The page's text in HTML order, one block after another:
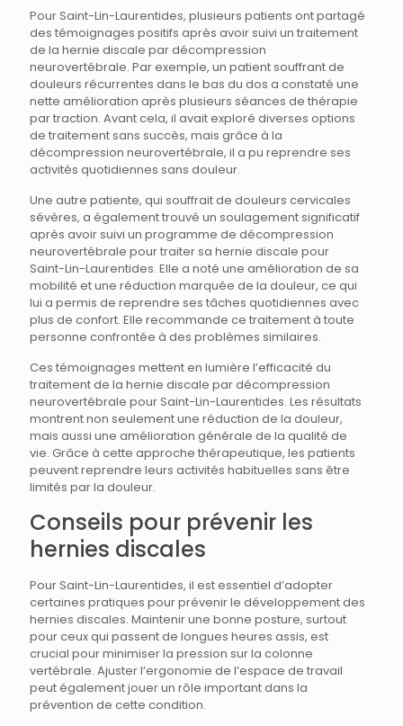
Pour Saint-Lin-Laurentides, plusieurs patients ont partagé
des témoignages positifs après avoir suivi un traitement
de la hernie discale par décompression
neurovertébrale. Par exemple, un patient souffrant de
douleurs récurrentes dans le bas du dos a constaté une
nette amélioration après plusieurs séances de thérapie
par traction. Avant cela, il avait exploré diverses options
de traitement sans succès, mais grâce à la
décompression neurovertébrale, il a pu reprendre ses
activités quotidiennes sans douleur.
Une autre patiente, qui souffrait de douleurs cervicales
sévères, a également trouvé un soulagement significatif
après avoir suivi un programme de décompression
neurovertébrale pour traiter sa hernie discale pour
Saint-Lin-Laurentides. Elle a noté une amélioration de sa
mobilité et une réduction marquée de la douleur, ce qui
lui a permis de reprendre ses tâches quotidiennes avec
plus de confort. Elle recommande ce traitement à toute
personne confrontée à des problèmes similaires.
Ces témoignages mettent en lumière l’efficacité du
traitement de la hernie discale par décompression
neurovertébrale pour Saint-Lin-Laurentides. Les résultats
montrent non seulement une réduction de la douleur,
mais aussi une amélioration générale de la qualité de
vie. Grâce à cette approche thérapeutique, les patients
peuvent reprendre leurs activités habituelles sans être
limités par la douleur.
Conseils pour prévenir les
hernies discales
Pour Saint-Lin-Laurentides, il est essentiel d’adopter
certaines pratiques pour prévenir le développement des
hernies discales. Maintenir une bonne posture, surtout
pour ceux qui passent de longues heures assis, est
crucial pour minimiser la pression sur la colonne
vertébrale. Ajuster l’ergonomie de l’espace de travail
peut également jouer un rôle important dans la
prévention de cette condition.